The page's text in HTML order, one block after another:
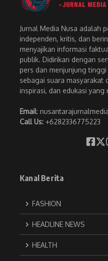
Jurnal Media Nusa adalah
independen, kritis, dan
menyajikan informasi
publik. Didirikan dengan
pers dan menjunjung
sebagai suara masyarakat
inspirasi, dan edukasi yang
Email:
Call Us: +6282336775223
Kanal Berita
FASHION
HEADLINE NEWS
HEALTH